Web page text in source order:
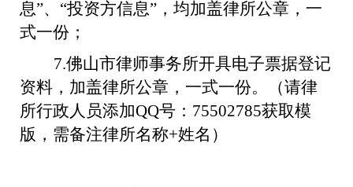
息”、“投资方信息”，均加盖律所公章，一
式一份；
7.佛山市律师事务所开具电子票据登记
资料，加盖律所公章，一式一份。（请律
所行政人员添加QQ号： 75502785获取模
版，需备注律所名称+姓名）